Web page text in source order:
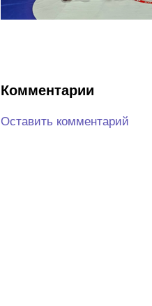
Комментарии
Оставить комментарий